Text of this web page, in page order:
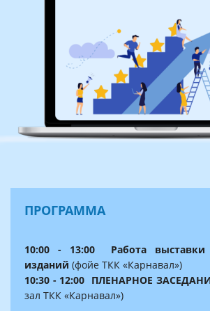
ПРОГРАММА
10:00 - 13:00 Работа выставки
изданий (фойе ТКК «Карнавал»)
10:30 - 12:00 ПЛЕНАРНОЕ
зал ТКК «Карнавал»)